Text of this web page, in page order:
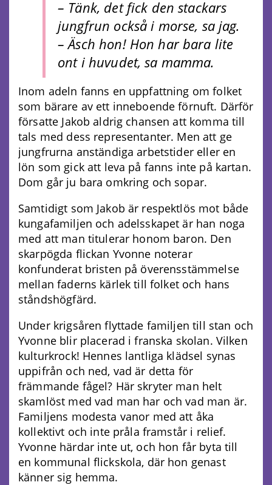
– Tänk, det fick den stackars
jungfrun också i morse, sa jag.
– Äsch hon! Hon har bara lite
ont i huvudet, sa mamma.
Inom adeln fanns en uppfattning om folket
som bärare av ett inneboende förnuft. Därför
försatte Jakob aldrig chansen att komma till
tals med dess representanter. Men att ge
jungfrurna anständiga arbetstider eller en
lön som gick att leva på fanns inte på kartan.
Dom går ju bara omkring och sopar.
Samtidigt som Jakob är respektlös mot både
kungafamiljen och adelsskapet är han noga
med att man titulerar honom baron. Den
skarpögda flickan Yvonne noterar
konfunderat bristen på överensstämmelse
mellan faderns kärlek till folket och hans
ståndshögfärd.
Under krigsåren flyttade familjen till stan och
Yvonne blir placerad i franska skolan. Vilken
kulturkrock! Hennes lantliga klädsel synas
uppifrån och ned, vad är detta för
främmande fågel? Här skryter man helt
skamlöst med vad man har och vad man är.
Familjens modesta vanor med att åka
kollektivt och inte pråla framstår i relief.
Yvonne härdar inte ut, och hon får byta till
en kommunal flickskola, där hon genast
känner sig hemma.